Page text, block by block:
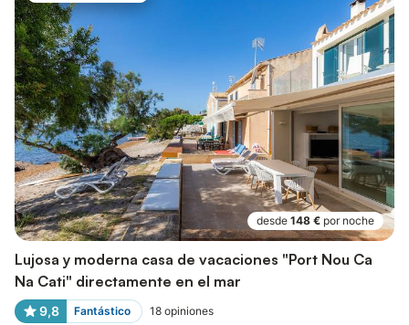
desde 148 € por noche
Lujosa y moderna casa de vacaciones "Port Nou Ca
Na Cati" directamente en el mar
9,8 Fantástico 18 opiniones